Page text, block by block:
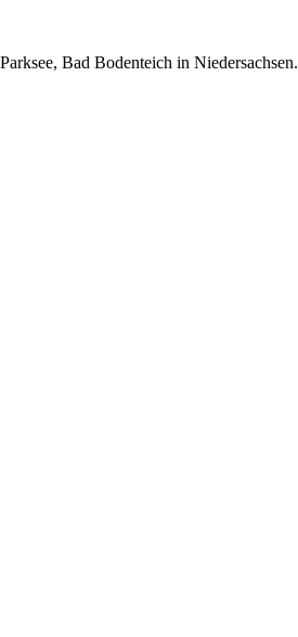
Bad Bodenteich in Niedersachsen.